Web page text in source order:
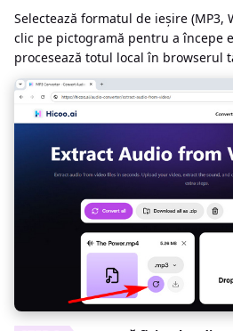
Selectează formatul de ieșire (MP3,
clic pe pictogramă pentru a începe
procesează totul local în browserul